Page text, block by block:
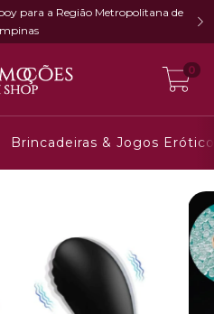
para a Região Metropolitana de
0
Brincadeiras & Jogos